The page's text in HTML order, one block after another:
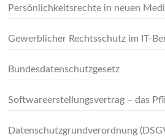
Persönlichkeitsrechte in neuen
Gewerblicher Rechtsschutz im IT-
Bundesdatenschutzgesetz
Softwareerstellungsvertrag – das
Datenschutzgrundverordnung